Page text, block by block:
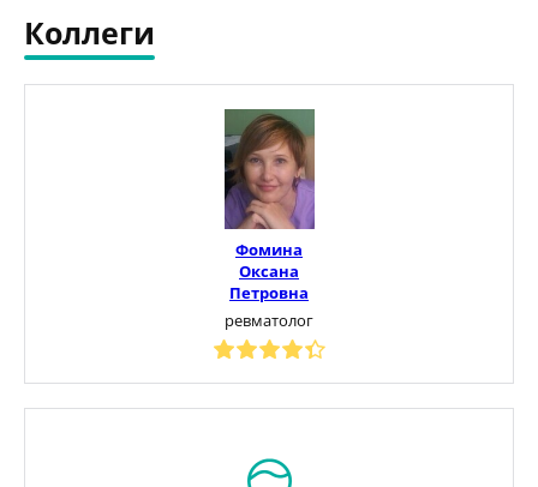
Коллеги
Фомина
Оксана
Петровна
ревматолог